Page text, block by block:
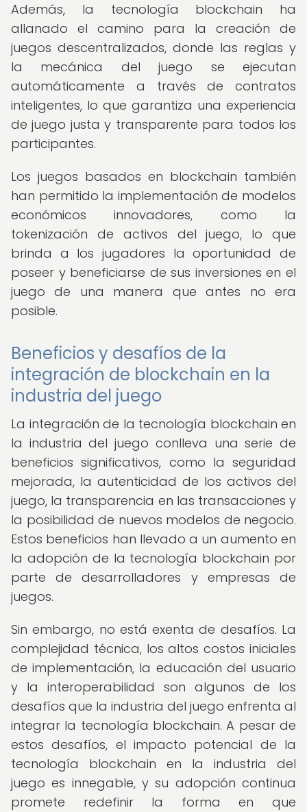
Además, la tecnología blockchain ha
allanado el camino para la creación de
juegos descentralizados, donde las reglas y
la mecánica del juego se ejecutan
automáticamente a través de contratos
inteligentes, lo que garantiza una experiencia
de juego justa y transparente para todos los
participantes.
Los juegos basados en blockchain también
han permitido la implementación de modelos
económicos innovadores, como la
tokenización de activos del juego, lo que
brinda a los jugadores la oportunidad de
poseer y beneficiarse de sus inversiones en el
juego de una manera que antes no era
posible.
Beneficios y desafíos de la
integración de blockchain en la
industria del juego
La integración de la tecnología blockchain en
la industria del juego conlleva una serie de
beneficios significativos, como la seguridad
mejorada, la autenticidad de los activos del
juego, la transparencia en las transacciones y
la posibilidad de nuevos modelos de negocio.
Estos beneficios han llevado a un aumento en
la adopción de la tecnología blockchain por
parte de desarrolladores y empresas de
juegos.
Sin embargo, no está exenta de desafíos. La
complejidad técnica, los altos costos iniciales
de implementación, la educación del usuario
y la interoperabilidad son algunos de los
desafíos que la industria del juego enfrenta al
integrar la tecnología blockchain. A pesar de
estos desafíos, el impacto potencial de la
tecnología blockchain en la industria del
juego es innegable, y su adopción continua
promete redefinir la forma en que